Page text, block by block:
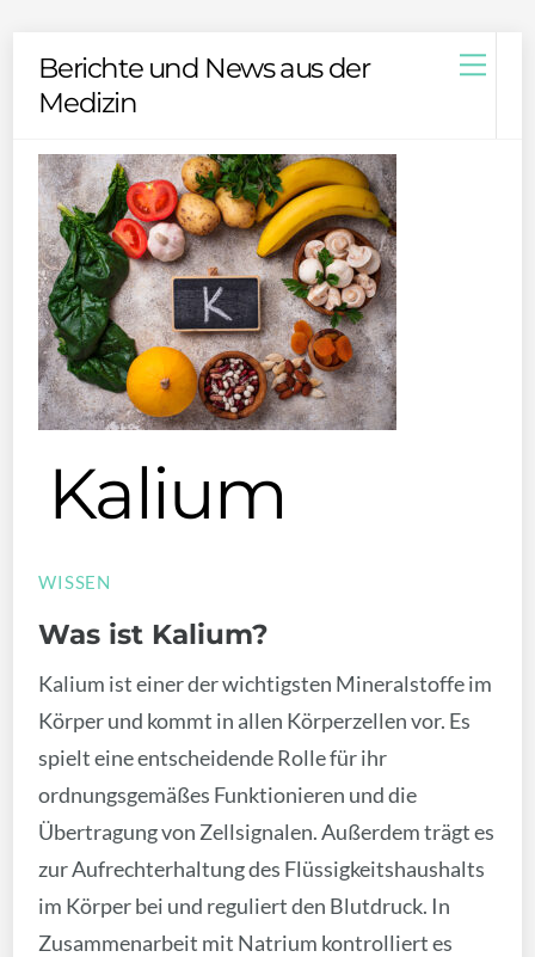
Berichte und News aus der
Medizin
Kalium
WISSEN
Was ist Kalium?
Kalium ist einer der wichtigsten Mineralstoffe im
Körper und kommt in allen Körperzellen vor. Es
spielt eine entscheidende Rolle für ihr
ordnungsgemäßes Funktionieren und die
Übertragung von Zellsignalen. Außerdem trägt es
zur Aufrechterhaltung des Flüssigkeitshaushalts
im Körper bei und reguliert den Blutdruck. In
Zusammenarbeit mit Natrium kontrolliert es